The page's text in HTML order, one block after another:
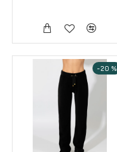
-20 %